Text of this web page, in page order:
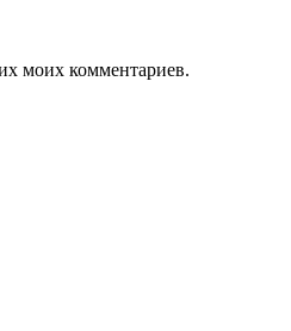
моих комментариев.